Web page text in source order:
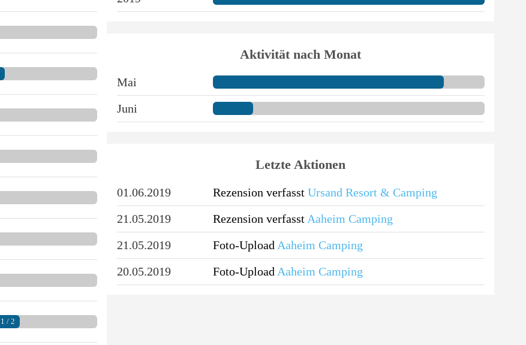
1 / 2
Aktivität nach Monat
Mai
Juni
Letzte Aktionen
01.06.2019 Rezension verfasst Ursand Resort & Camping
21.05.2019
Rezension verfasst Aaheim Camping
21.05.2019
Foto-Upload Aaheim Camping
20.05.2019
Foto-Upload Aaheim Camping